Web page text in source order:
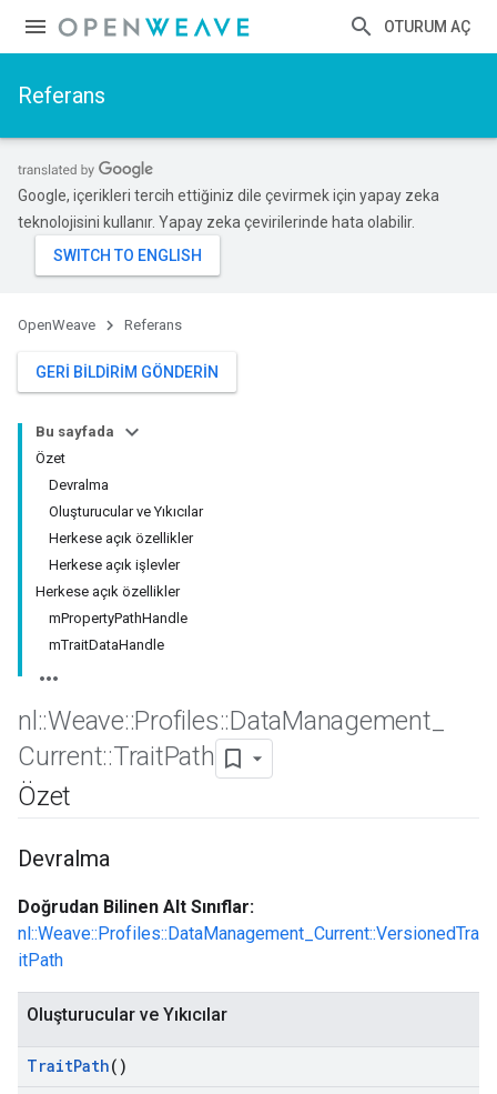
OTURUM AÇ
Referans
Google, içerikleri tercih ettiğiniz dile çevirmek için yapay zeka
teknolojisini kullanır. Yapay zeka çevirilerinde hata olabilir.
OpenWeave Referans
GERI BILDIRIM GÖNDERIN
Bu sayfada
Özet
Devralma
Oluşturucular ve Yıkıcılar
Herkese açık özellikler
Herkese açık işlevler
Herkese açık özellikler
mPropertyPathHandle
mTraitDataHandle
nl ::Weave::Profiles::DataManagement
Current::TraitPath
Özet
Devralma
Doğrudan Bilinen Alt Sınıflar:
nl::Weave::Profiles::DataManagement_Current::VersionedTra
itPath
Oluşturucular ve Yıkıcılar
TraitPath()